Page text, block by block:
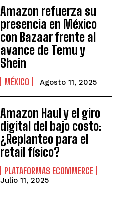
Amazon refuerza su
presencia en México
con Bazaar frente al
avance de Temu y
Shein
MÉXICO Agosto 11, 2025
Amazon Haul y el giro
digital del bajo costo:
¿Replanteo para el
retail físico?
PLATAFORMAS ECOMMERCE
Julio 11, 2025